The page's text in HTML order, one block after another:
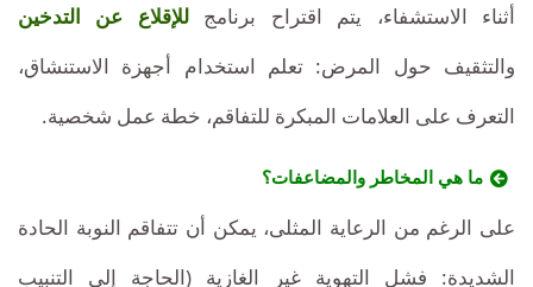
أثناء الاستشفاء، يتم اقتراح برنامجللإقلاع عن التدخين
والتثقيف حول المرض: تعلم استخدام أجهزة الاستنشاق،
التعرف على العلامات المبكرة للتفاقم، خطة عمل شخصية.
ما هي المخاطر والمضاعفات؟
على الرغم من الرعاية المثلى، يمكن أن تتفاقم النوبة الحادة
الشديدة: فشل التهوية غير الغازية (الحاجة إلى التنبيب